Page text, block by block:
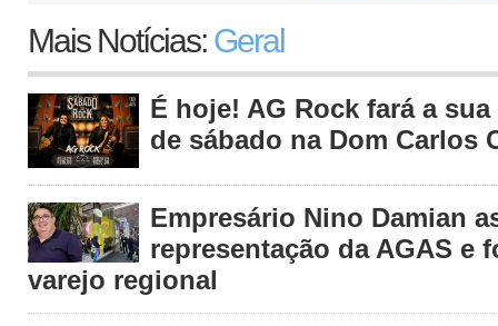
Mais Notícias: Geral
É hoje! AG Rock fará a
de sábado na Dom Carlos
Empresário Nino Damian
representação da AGAS e
varejo regional